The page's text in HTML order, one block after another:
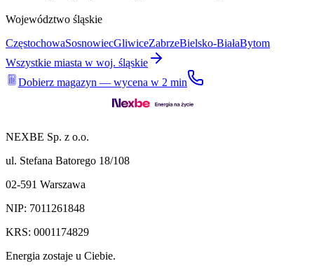
Województwo śląskie
CzęstochowaSosnowiecGliwiceZabrzeBielsko-BiałaBytom
Wszystkie miasta w woj. śląskie
Dobierz magazyn — wycena w 2 min
NEXBE Sp. z o.o.
ul. Stefana Batorego 18/108
02-591 Warszawa
NIP: 7011261848
KRS: 0001174829
Energia zostaje u Ciebie.